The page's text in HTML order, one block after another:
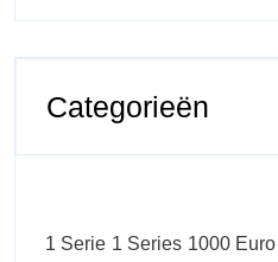
Categorieën
1 Serie 1 Series 1000 Euro